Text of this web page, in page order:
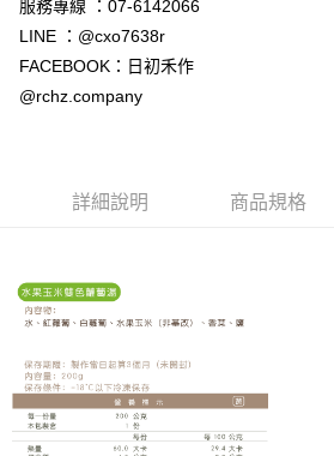
服務專線 ：07-6142066
LINE ：@cxo7638r
FACEBOOK：日初禾作
@rchz.company
詳細說明 商品規格